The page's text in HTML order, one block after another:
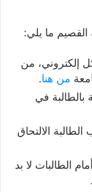
القصيم ما يلي:
إلكتروني، من
من هنا.
بالطالبة في
الالتحاق
الطالبات لا بد